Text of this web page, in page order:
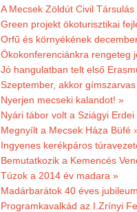
A Mecsek Zöldút Civil
Green projekt ökoturisztikai
Orfű és környékének
Ökokonferenciánkra rengeteg
Jó hangulatban telt első
Szeptember, akkor
Nyerjen mecseki kalandot! »
Nyári tábor volt a Sziágyi
Megnyílt a Mecsek Háza Büfé
Ingyenes kerékpáros
Bemutatkozik a Kemencés
Túzok a 2014 év madara »
Madárbarátok 40 éves
Programkavalkád az I.Zrínyi